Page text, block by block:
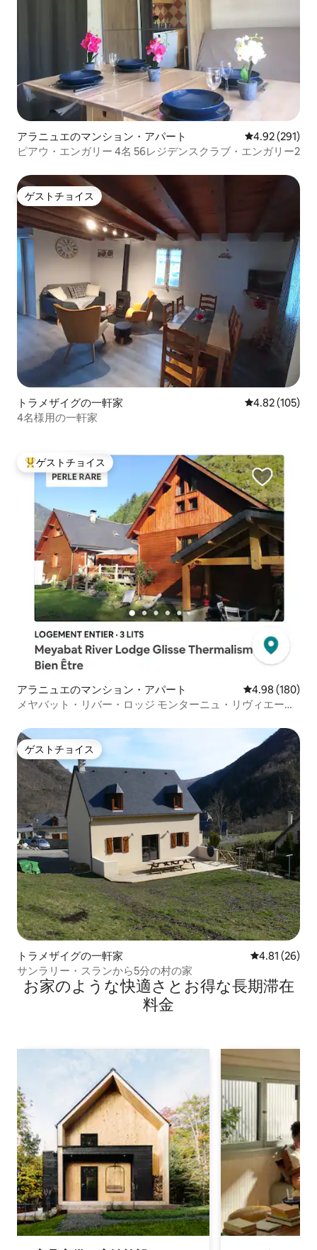
アラニュエのマンション・アパート レビュー291
4.92 (291)
ピアウ・エンガリー 4名 56レジデンスクラブ・エンガリー2
ゲストチョイス
ゲストチョイス
トラメザイグの一軒家 レビュー105
4.82 (105)
4名様用の一軒家
大好評のゲストチョイスです。
ゲストチョイス
アラニュエのマンション・アパート レビュー180
4.98 (180)
メヤバット・リバー・ロッジ モンターニュ・リヴィエール
ゲストチョイス
ゲストチョイス
トラメザイグの一軒家 レビュー26
4.81 (26)
サンラリー・スランから5分の村の家
お家のような快⁠適⁠さ⁠とお⁠得⁠な長⁠期⁠滞⁠在
料⁠金